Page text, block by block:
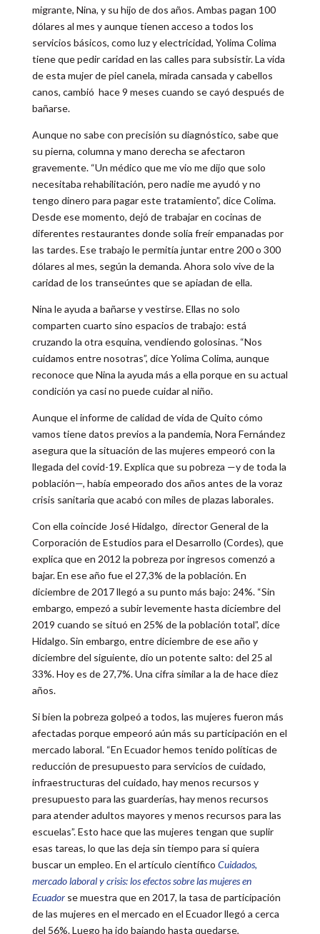
migrante, Nina, y su hijo de dos años. Ambas pagan 100
dólares al mes y aunque tienen acceso a todos los
servicios básicos, como luz y electricidad, Yolima Colima
tiene que pedir caridad en las calles para subsistir. La vida
de esta mujer de piel canela, mirada cansada y cabellos
canos, cambió hace 9 meses cuando se cayó después de
bañarse.
Aunque no sabe con precisión su diagnóstico, sabe que
su pierna, columna y mano derecha se afectaron
gravemente. “Un médico que me vio me dijo que solo
necesitaba rehabilitación, pero nadie me ayudó y no
tengo dinero para pagar este tratamiento”, dice Colima.
Desde ese momento, dejó de trabajar en cocinas de
diferentes restaurantes donde solía freír empanadas por
las tardes. Ese trabajo le permitía juntar entre 200 o 300
dólares al mes, según la demanda. Ahora solo vive de la
caridad de los transeúntes que se apiadan de ella.
Nina le ayuda a bañarse y vestirse. Ellas no solo
comparten cuarto sino espacios de trabajo: está
cruzando la otra esquina, vendiendo golosinas. “Nos
cuidamos entre nosotras”, dice Yolima Colima, aunque
reconoce que Nina la ayuda más a ella porque en su actual
condición ya casi no puede cuidar al niño.
Aunque el informe de calidad de vida de Quito cómo
vamos tiene datos previos a la pandemia, Nora Fernández
asegura que la situación de las mujeres empeoró con la
llegada del covid-19. Explica que su pobreza —y de toda la
población—, había empeorado dos años antes de la voraz
crisis sanitaria que acabó con miles de plazas laborales.
Con ella coincide José Hidalgo, director General de la
Corporación de Estudios para el Desarrollo (Cordes), que
explica que en 2012 la pobreza por ingresos comenzó a
bajar. En ese año fue el 27,3% de la población. En
diciembre de 2017 llegó a su punto más bajo: 24%. “Sin
embargo, empezó a subir levemente hasta diciembre del
2019 cuando se situó en 25% de la población total”, dice
Hidalgo. Sin embargo, entre diciembre de ese año y
diciembre del siguiente, dio un potente salto: del 25 al
33%. Hoy es de 27,7%. Una cifra similar a la de hace diez
años.
Si bien la pobreza golpeó a todos, las mujeres fueron más
afectadas porque empeoró aún más su participación en el
mercado laboral. “En Ecuador hemos tenido políticas de
reducción de presupuesto para servicios de cuidado,
infraestructuras del cuidado, hay menos recursos y
presupuesto para las guarderías, hay menos recursos
para atender adultos mayores y menos recursos para las
escuelas”. Esto hace que las mujeres tengan que suplir
esas tareas, lo que las deja sin tiempo para si quiera
buscar un empleo. En el artículo científico Cuidados,
mercado laboral y crisis: los efectos sobre las mujeres en
Ecuadorse muestra que en 2017, la tasa de participación
de las mujeres en el mercado en el Ecuador llegó a cerca
del 56%. Luego ha ido bajando hasta quedarse,